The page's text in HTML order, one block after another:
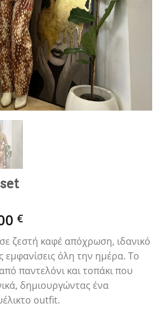
€.
€Η
τρέχουσα
τιμή
είναι:
105,00 €.
σε ζεστή καφέ απόχρωση, ιδανικό
εμφανίσεις όλη την ημέρα. Το
παντελόνι και τοπάκι που
δημιουργώντας ένα
outfit.